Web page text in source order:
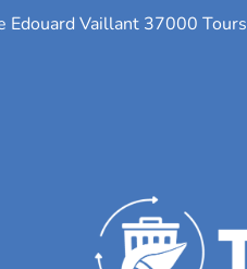
Edouard Vaillant 37000 Tours